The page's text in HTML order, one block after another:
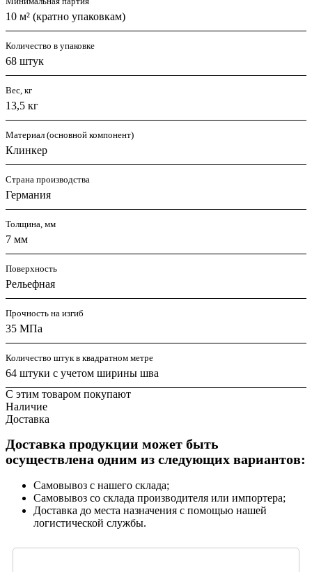
10 м² (кратно упаковкам)
Количество в упаковке
68 штук
Вес, кг
13,5 кг
Материал (основной компонент)
Клинкер
Страна производства
Германия
Толщина, мм
7 мм
Поверхность
Рельефная
Прочность на изгиб
35 МПа
Количество штук в квадратном метре
64 штуки с учетом ширины шва
С этим товаром покупают
Наличие
Доставка
Доставка продукции может быть
осуществлена одним из следующих вариантов:
Самовывоз с нашего склада;
Самовывоз со склада производителя или импортера;
Доставка до места назначения с помощью нашей
логистической службы.